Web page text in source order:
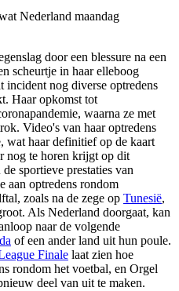
Nederland maandag
door een blessure na een
scheurtje in haar elleboog
incident nog diverse optredens
Haar opkomst tot
waarna ze met
Video's van haar optredens
wat haar definitief op de kaart
nog te horen krijgt op dit
sportieve prestaties van
aan optredens rondom
zoals na de zege op Tunesië,
Als Nederland doorgaat, kan
naar de volgende
of een ander land uit hun poule.
Finale laat zien hoe
rondom het voetbal, en Orgel
deel van uit te maken.